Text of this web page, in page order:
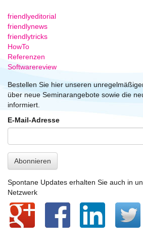
friendlyeditorial
friendlynews
friendlytricks
HowTo
Referenzen
Softwarereview
Bestellen Sie hier unseren
über neue Seminarangebote sowie die
informiert.
E-Mail-Adresse
Abonnieren
Spontane Updates erhalten Sie auch in
Netzwerk